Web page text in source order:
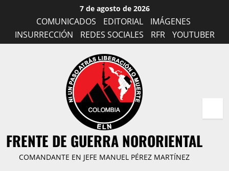
contenido
7 de agosto de 2026
COMUNICADOS EDITORIAL
IMÁGENES
INSURRECCIÓN
REDES SOCIALES RFR YOUTUBER
FRENTE DE GUERRA NORORIENTAL
COMANDANTE EN JEFE MANUEL PÉREZ MARTÍNEZ